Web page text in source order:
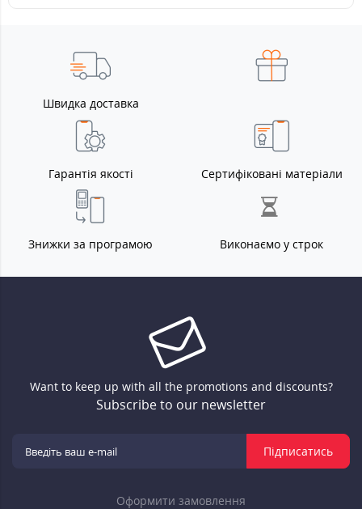
Швидка доставка
Гарантія якості Сертифіковані матеріали
Знижки за програмою Виконаємо у строк
Want to keep up with all the promotions and discounts?
Subscribe to our newsletter
Підписатись
Оформити замовлення